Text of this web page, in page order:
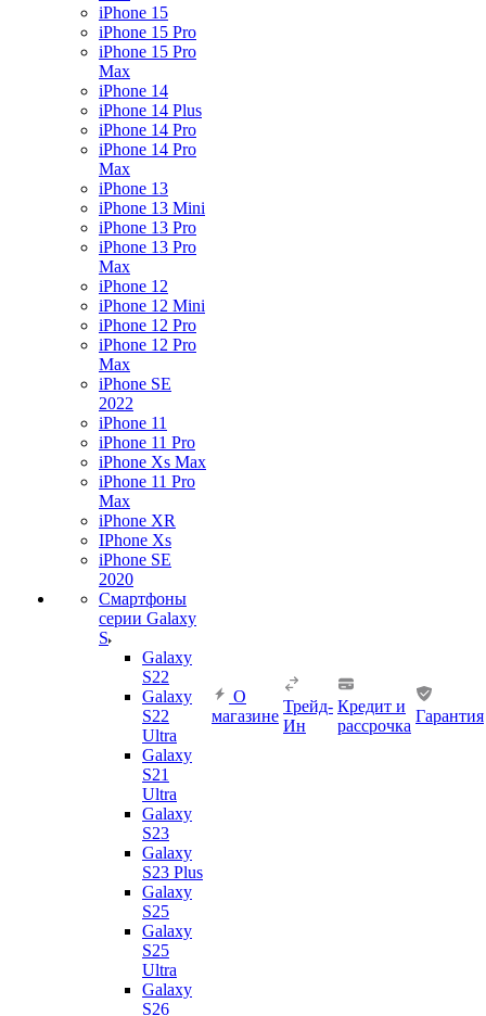
iPhone 15
iPhone 15 Pro
iPhone 15 Pro
Max
iPhone 14
iPhone 14 Plus
iPhone 14 Pro
iPhone 14 Pro
Max
iPhone 13
iPhone 13 Mini
iPhone 13 Pro
iPhone 13 Pro
Max
iPhone 12
iPhone 12 Mini
iPhone 12 Pro
iPhone 12 Pro
Max
iPhone SE
2022
iPhone 11
iPhone 11 Pro
iPhone Xs Max
iPhone 11 Pro
Max
iPhone XR
IPhone Xs
iPhone SE
2020
Смартфоны
серии Galaxy
S
Galaxy
S22
Galaxy
S22
Ultra
Galaxy
S21
Ultra
Galaxy
S23
Galaxy
S23 Plus
Galaxy
S25
Galaxy
S25
Ultra
Galaxy
S26
О
магазине
Трейд-
Ин
Кредит и
рассрочка
Гарантия